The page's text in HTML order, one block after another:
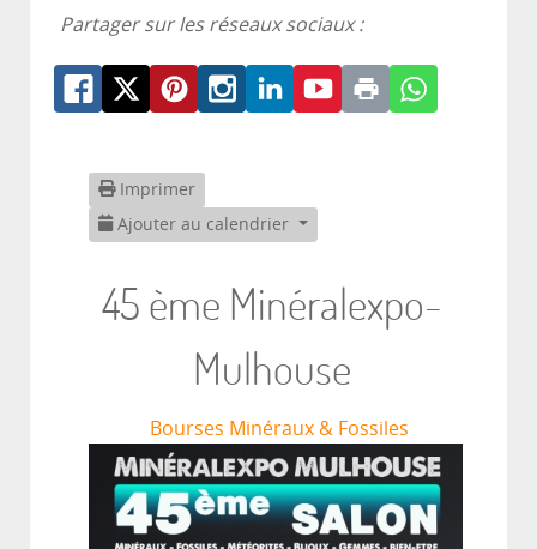
Partager sur les réseaux sociaux :
Imprimer
Ajouter au calendrier
45 ème Minéralexpo-
Mulhouse
Bourses Minéraux & Fossiles